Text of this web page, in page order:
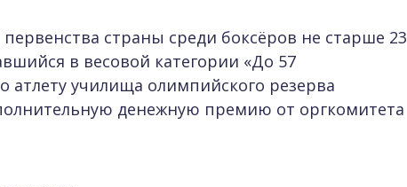
страны среди боксёров не старше 23
в весовой категории «До 57
атлету училища олимпийского резерва
денежную премию от оргкомитета